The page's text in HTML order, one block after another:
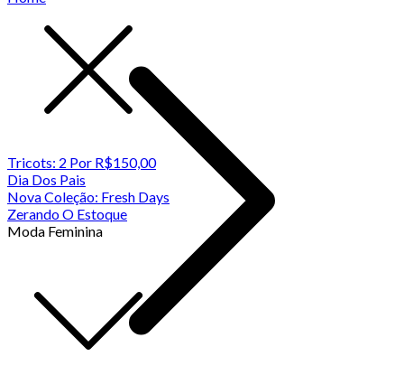
Tricots: 2 Por R$150,00
Dia Dos Pais
Nova Coleção: Fresh Days
Zerando O Estoque
Moda Feminina